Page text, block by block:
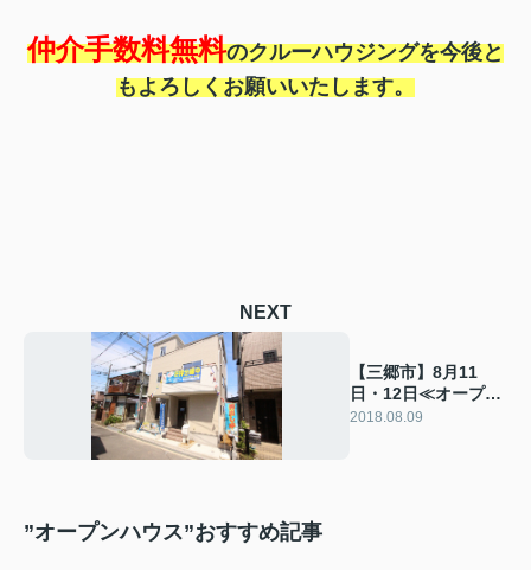
仲介手数料無料のクルーハウジングを今後と
もよろしくお願いいたします。
NEXT
【三郷市】8月11
日・12日≪オープン
ハウスはこちら≫
2018.08.09
”オープンハウス”おすすめ記事